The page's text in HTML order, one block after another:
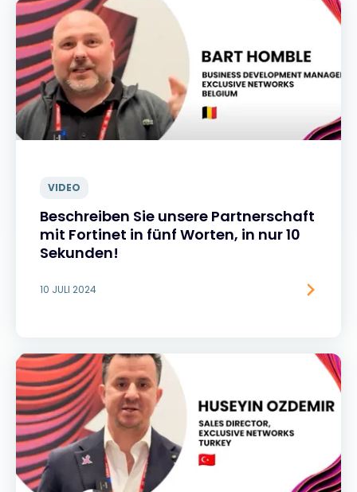
VIDEO
Beschreiben Sie unsere Partnerschaft
mit Fortinet in fünf Worten, in nur 10
Sekunden!
10 JULI 2024